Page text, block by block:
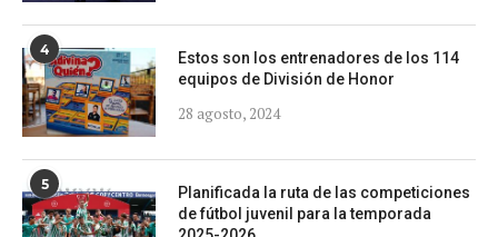
4
Estos son los entrenadores de los 114
equipos de División de Honor
28 agosto, 2024
5
Planificada la ruta de las competiciones
de fútbol juvenil para la temporada